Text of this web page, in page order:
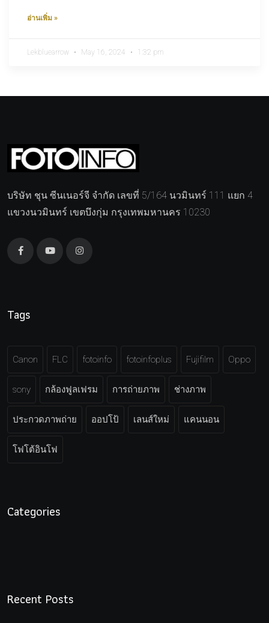
อ่านเพิ่ม »
Lekbluearrow May 16, 2024 1:32 pm
บริษัท ชุน ซีนเนอร์จี จำกัด เลขที่ 5/164 นวมินทร์ 111 แยก 4
แขวงนวมินทร์ เขตบึงกุ่ม กรุงเทพมหานคร 10230
Tags
Canon FLC fotoinfo fotoinfoplus Fujifilm Oppo
sony กล้องฟูลเฟรม การถ่ายภาพ ช่างภาพ
ประกวดภาพถ่าย ออปโป้ เลนส์ใหม่ แคนนอน
โฟโต้อินโฟ
Categories
Recent Posts